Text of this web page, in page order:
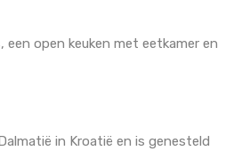
open keuken met eetkamer en
in Kroatië en is genesteld